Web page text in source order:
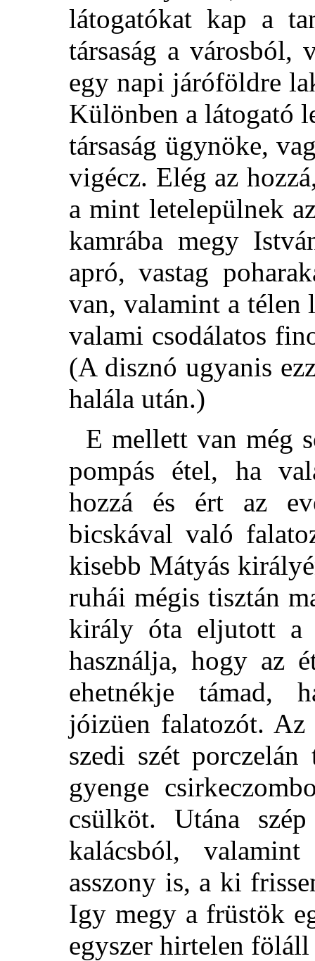
látogatókat kap a
társaság a városból,
egy napi járóföldre
Különben a látogató
társaság ügynöke,
vigécz. Elég az
a mint letelepülnek
kamrába megy
apró, vastag
van, valamint a télen
valami csodálatos
(A disznó ugyanis
halála után.)
E mellett van még
pompás étel, ha
hozzá és ért az
bicskával való
kisebb Mátyás
ruhái mégis tisztán
király óta eljutott a
használja, hogy az
ehetnékje támad,
jóizüen falatozót. Az
szedi szét
gyenge
csülköt. Utána
kalácsból,
asszony is, a ki
Igy megy a früstök
egyszer hirtelen föláll